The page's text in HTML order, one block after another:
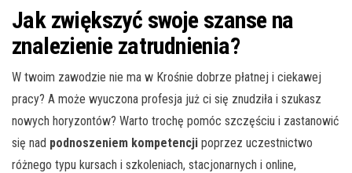
Jak zwiększyć swoje szanse na
znalezienie zatrudnienia?
W twoim zawodzie nie ma w Krośnie dobrze płatnej i ciekawej
pracy? A może wyuczona profesja już ci się znudziła i szukasz
nowych horyzontów? Warto trochę pomóc szczęściu i zastanowić
się nad podnoszeniem kompetencji poprzez uczestnictwo
różnego typu kursach i szkoleniach, stacjonarnych i online,